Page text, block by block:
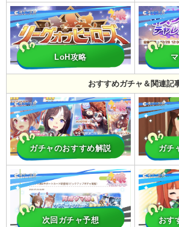
LoH攻略
おすすめガチャ＆関連記
ガチャのおすすめ解説 ガチ
次回ガチャ予想 おす